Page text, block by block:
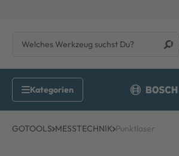
GOTOOLS MESSTECHNIK Punktlaser